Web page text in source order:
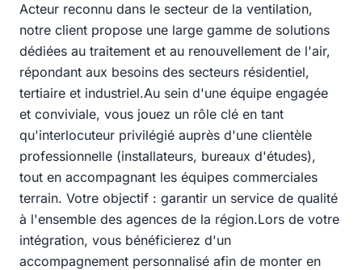
Acteur reconnu dans le secteur de la ventilation,
notre client propose une large gamme de solutions
dédiées au traitement et au renouvellement de l'air,
répondant aux besoins des secteurs résidentiel,
tertiaire et industriel.Au sein d'une équipe engagée
et conviviale, vous jouez un rôle clé en tant
qu'interlocuteur privilégié auprès d'une clientèle
professionnelle (installateurs, bureaux d'études),
tout en accompagnant les équipes commerciales
terrain. Votre objectif : garantir un service de qualité
à l'ensemble des agences de la région.Lors de votre
intégration, vous bénéficierez d'un
accompagnement personnalisé afin de monter en